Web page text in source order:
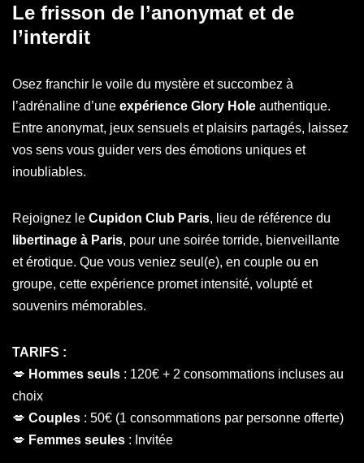
Le frisson de l’anonymat et de
l’interdit
Osez franchir le voile du mystère et succombez à
l’adrénaline d’une expérience Glory Hole authentique.
Entre anonymat, jeux sensuels et plaisirs partagés, laissez
vos sens vous guider vers des émotions uniques et
inoubliables.
Rejoignez le Cupidon Club Paris, lieu de référence du
libertinage à Paris, pour une soirée torride, bienveillante
et érotique. Que vous veniez seul(e), en couple ou en
groupe, cette expérience promet intensité, volupté et
souvenirs mémorables.
TARIFS :
💋 Hommes seuls : 120€ + 2 consommations incluses au
choix
💋 Couples : 50€ (1 consommations par personne offerte)
💋 Femmes seules : Invitée